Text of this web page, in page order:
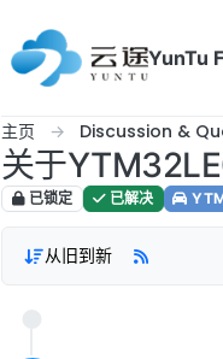
YunTu
主页 Discussion &
关于
已锁定 已解决
从旧到新